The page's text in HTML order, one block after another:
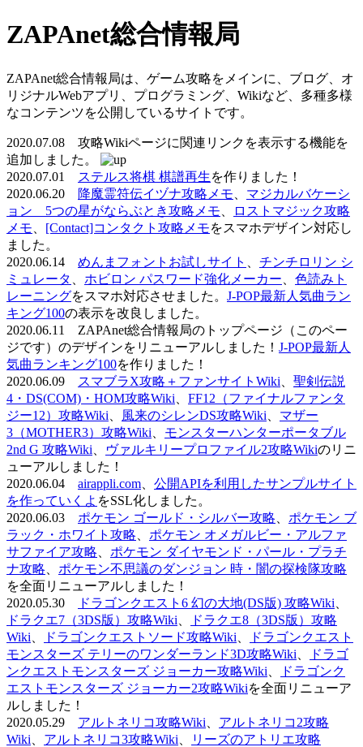
ZAPAnet総合情報局
ZAPAnet総合情報局は、ゲーム攻略をメインに、ブログ、オ
リジナルWebアプリ、プログラミング、Wikiなど、多種多様
なコンテンツを公開しているサイトです。
2020.07.08 攻略Wikiページに関連リンクを表示する機能を
追加しました。
2020.07.01
ステルス将棋 棋譜再生を作りました！
2020.06.20
降魔霊符伝イヅナ攻略メモ
マジカルバケーシ
ョン 5つの星がならぶとき攻略メモ
ロストマジック攻略
メモ
[Contact]コンタクト攻略メモをスマホデザイン対応し
ました。
2020.06.14 めんまフォントお試しサイト
チンチロリン シ
ミュレータ
ホビロン パスワード強化メーカー
色読みト
レーニングをスマホ対応させました。 J-POP最新人気曲ラン
キング100の表示を改良しました。
2020.06.11 ZAPAnet総合情報局のトップページ（このペー
ジです）のデザインをリニューアルしました！ J-POP最新人
気曲ランキング100を作りました！
2020.06.09
スマブラX攻略＋ファンサイトWiki
聖剣伝説
4・DS(COM)・HOM攻略Wiki
FF12（ファイナルファンタ
ジー12）攻略Wiki
風来のシレンDS攻略Wiki
マザー
3（MOTHER3）攻略Wiki
モンスターハンターポータブル
2nd G 攻略Wiki
ヴァルキリープロファイル2攻略Wikiのリニ
ューアルしました！
2020.06.04 airappli.com
公開APIを利用したサンプルサイト
を作っていくよ をSSL化しました。
2020.06.03 ポケモン ゴールド・シルバー攻略
ポケモン ブ
ラック・ホワイト攻略
ポケモン オメガルビー・アルファ
サファイア攻略
ポケモン ダイヤモンド・パール・プラチ
ナ攻略
ポケモン不思議のダンジョン 時・闇の探検隊攻略
を全面リニューアルしました！
2020.05.30
ドラゴンクエスト6 幻の大地(DS版) 攻略Wiki
ドラクエ7（3DS版）攻略Wiki
ドラクエ8（3DS版）攻略
Wiki
ドラゴンクエストソード攻略Wiki
ドラゴンクエスト
モンスターズ テリーのワンダーランド3D攻略Wiki
ドラゴ
ンクエストモンスターズ ジョーカー攻略Wiki
ドラゴンク
エストモンスターズ ジョーカー2攻略Wikiを全面リニューア
ルしました！
2020.05.29 アルトネリコ攻略Wiki
アルトネリコ2攻略
Wiki
アルトネリコ3攻略Wiki
リーズのアトリエ攻略